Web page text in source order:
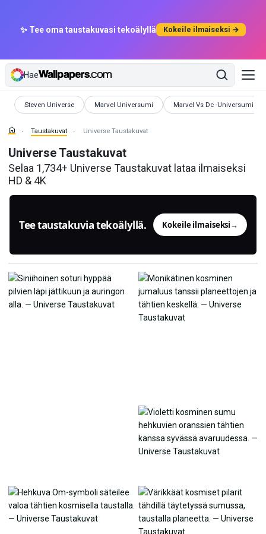
✨ Tee oma taustakuvasi tekoälyllä Kokeile ilmaiseksi →
Hae
Steven Universe
Taustakuvat Marvel Universumi
Taustakuvat Marvel Vs Dc -Universumi
Taustakuvat
Taustakuvat Universe Taustakuvat
Universe Taustakuvat
Selaa 1,734+ Universe Taustakuvat lataa ilmaiseksi
HD & 4K
Tee taustakuvia tekoälyllä. Kokeile ilmaiseksi→